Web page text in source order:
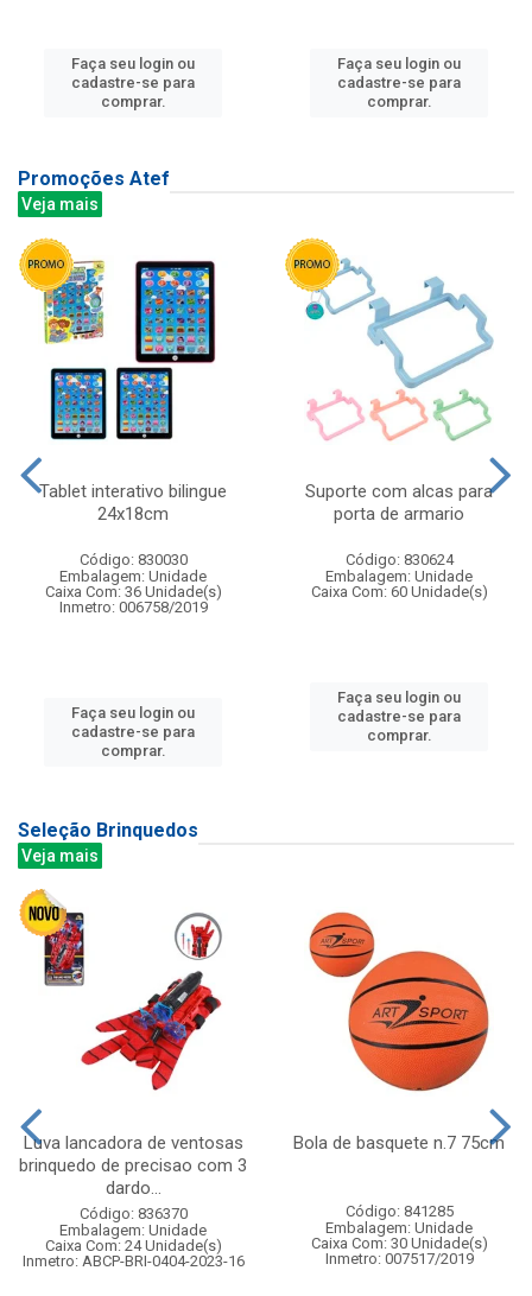
Faça seu login ou
cadastre-se para
comprar.
Faça seu login ou
cadastre-se para
comprar.
Promoções Atef
Veja mais
Tablet interativo bilingue
24x18cm
Código: 830030
Embalagem: Unidade
Caixa Com: 36 Unidade(s)
Inmetro: 006758/2019
Faça seu login ou
cadastre-se para
comprar.
Suporte com alcas para
porta de armario
Código: 830624
Embalagem: Unidade
Caixa Com: 60 Unidade(s)
Faça seu login ou
cadastre-se para
comprar.
Seleção Brinquedos
Veja mais
Luva lancadora de ventosas
brinquedo de precisao com 3
dardo...
Código: 836370
Embalagem: Unidade
Caixa Com: 24 Unidade(s)
Inmetro: ABCP-BRI-0404-2023-16
Bola de basquete n.7 75cm
Código: 841285
Embalagem: Unidade
Caixa Com: 30 Unidade(s)
Inmetro: 007517/2019